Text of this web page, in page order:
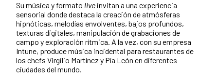
Su música y formato live invitan a una experiencia
sensorial donde destaca la creación de atmósferas
hipnóticas, melodías envolventes, bajos profundos,
texturas digitales, manipulación de grabaciones de
campo y exploración rítmica. A la vez, con su empresa
Intune, produce música incidental para restaurantes de
los chefs Virgilio Martínez y Pía León en diferentes
ciudades del mundo.